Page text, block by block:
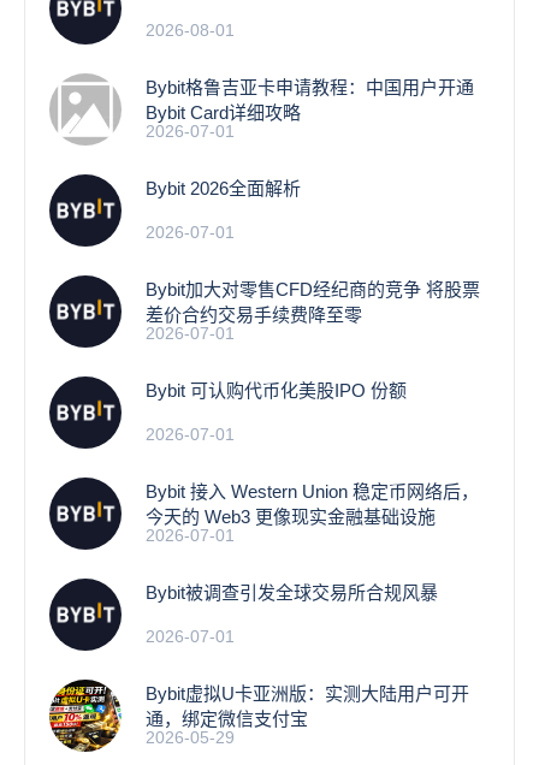
2026-08-01
Bybit格鲁吉亚卡申请教程：中国用户开通
Bybit Card详细攻略
2026-07-01
Bybit 2026全面解析
2026-07-01
Bybit加大对零售CFD经纪商的竞争 将股票
差价合约交易手续费降至零
2026-07-01
Bybit 可认购代币化美股IPO 份额
2026-07-01
Bybit 接入 Western Union 稳定币网络后，
今天的 Web3 更像现实金融基础设施
2026-07-01
Bybit被调查引发全球交易所合规风暴
2026-07-01
Bybit虚拟U卡亚洲版：实测大陆用户可开
通，绑定微信支付宝
2026-05-29